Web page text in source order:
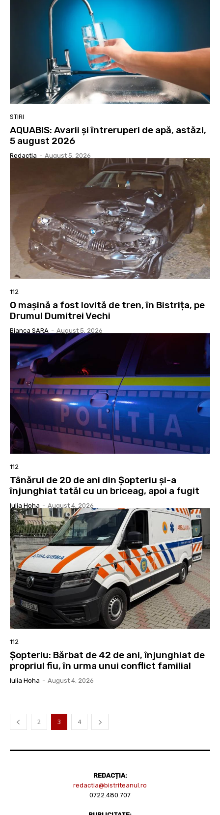
STIRI
AQUABIS: Avarii și întreruperi de apă, astăzi,
5 august 2026
Redactia - August 5, 2026
112
O mașină a fost lovită de tren, în Bistrița, pe
Drumul Dumitrei Vechi
Bianca SARA - August 5, 2026
112
Tânărul de 20 de ani din Șopteriu și-a
înjunghiat tatăl cu un briceag, apoi a fugit
Iulia Hoha - August 4, 2026
112
Șopteriu: Bărbat de 42 de ani, înjunghiat de
propriul fiu, în urma unui conflict familial
Iulia Hoha - August 4, 2026
2 3 4
REDACȚIA:
redactia@bistriteanul.ro
0722.480.707